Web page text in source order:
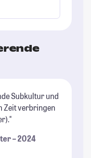
Subkultur und
Zeit verbringen
– 2024